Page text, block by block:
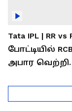
Tata IPL | RR vs
போட்டியில்
அபார வெற்றி
டெல்லி
அணி !